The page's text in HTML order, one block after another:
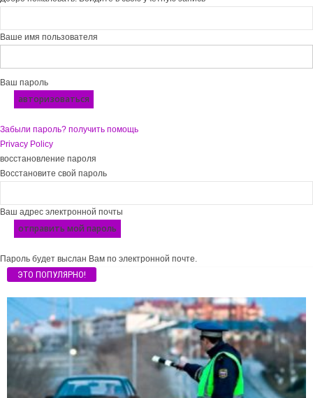
Ваше имя пользователя
Ваш пароль
Забыли пароль? получить помощь
Privacy Policy
восстановление пароля
Восстановите свой пароль
Ваш адрес электронной почты
Пароль будет выслан Вам по электронной почте.
ЭТО ПОПУЛЯРНО!